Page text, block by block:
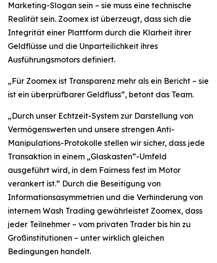
Marketing-Slogan sein – sie muss eine technische
Realität sein. Zoomex ist überzeugt, dass sich die
Integrität einer Plattform durch die Klarheit ihrer
Geldflüsse und die Unparteilichkeit ihres
Ausführungsmotors definiert.
„Für Zoomex ist Transparenz mehr als ein Bericht – sie
ist ein überprüfbarer Geldfluss“, betont das Team.
„Durch unser Echtzeit-System zur Darstellung von
Vermögenswerten und unsere strengen Anti-
Manipulations-Protokolle stellen wir sicher, dass jede
Transaktion in einem „Glaskasten“-Umfeld
ausgeführt wird, in dem Fairness fest im Motor
verankert ist.“ Durch die Beseitigung von
Informationsasymmetrien und die Verhinderung von
internem Wash Trading gewährleistet Zoomex, dass
jeder Teilnehmer – vom privaten Trader bis hin zu
Großinstitutionen – unter wirklich gleichen
Bedingungen handelt.